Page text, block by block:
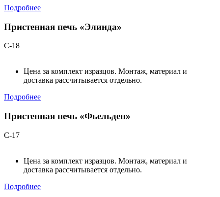
Подробнее
Пристенная печь «Элинда»
С-18
Цена за комплект изразцов. Монтаж, материал и
доставка рассчитывается отдельно.
Подробнее
Пристенная печь «Фьельден»
С-17
Цена за комплект изразцов. Монтаж, материал и
доставка рассчитывается отдельно.
Подробнее